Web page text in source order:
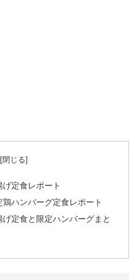
定食レポート
ハンバーグ定食レポート
定食と限定ハンバーグまと